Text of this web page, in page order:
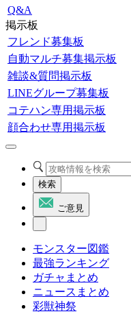
Q&A
掲示板
フレンド募集板
自動マルチ募集掲示板
雑談&質問掲示板
LINEグループ募集板
コテハン専用掲示板
顔合わせ専用掲示板
検索
ご意見
モンスター図鑑
最強ランキング
ガチャまとめ
ニュースまとめ
彩獣神祭